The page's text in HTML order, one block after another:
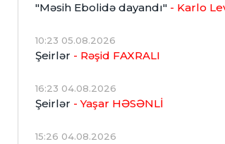
"Məsih Ebolidə dayandı" - Karlo
10:23 05.08.2026
Şeirlər - Rəşid FAXRALI
16:23 04.08.2026
Şeirlər - Yaşar HƏSƏNLİ
15:26 04.08.2026